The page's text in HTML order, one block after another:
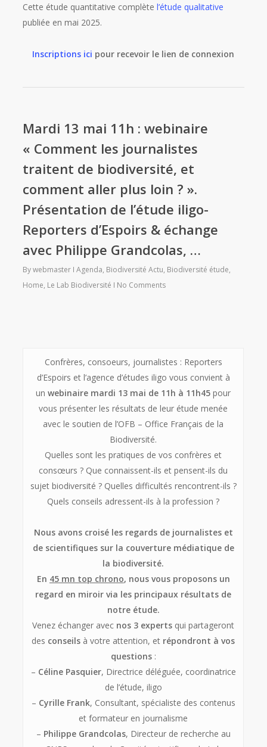
Cette étude quantitative complètel’étude qualitative
publiée en mai 2025.
Inscriptions ici pour recevoir le lien de connexion
Mardi 13 mai 11h : webinaire
« Comment les journalistes
traitent de biodiversité, et
comment aller plus loin ? ».
Présentation de l’étude iligo-
Reporters d’Espoirs & échange
avec Philippe Grandcolas, …
By webmaster Agenda, Biodiversité Actu, Biodiversité étude,
Home, Le Lab Biodiversité No Comments
Confrères, consoeurs, journalistes : Reporters
d’Espoirs et l’agence d’études iligo vous convient à
unwebinaire mardi 13 mai de 11h à 11h45 pour
vous présenter les résultats de leur étude menée
avec le soutien de l’OFB – Office Français de la
Biodiversité.
Quelles sont les pratiques de vos confrères et
consœurs ? Que connaissent-ils et pensent-ils du
sujet biodiversité ? Quelles difficultés rencontrent-ils ?
Quels conseils adressent-ils à la profession ?
Nous avons croisé les regards de journalistes et
de scientifiques sur la couverture médiatique de
la biodiversité.
En 45 mn top chrono, nous vous proposons un
regard en miroir via les principaux résultats de
notre étude.
Venez échanger avec nos 3 experts qui partageront
des conseils à votre attention, et répondront à vos
questions:
– Céline Pasquier, Directrice déléguée, coordinatrice
de l’étude, iligo
– Cyrille Frank, Consultant, spécialiste des contenus
et formateur en journalisme
– Philippe Grandcolas, Directeur de recherche au